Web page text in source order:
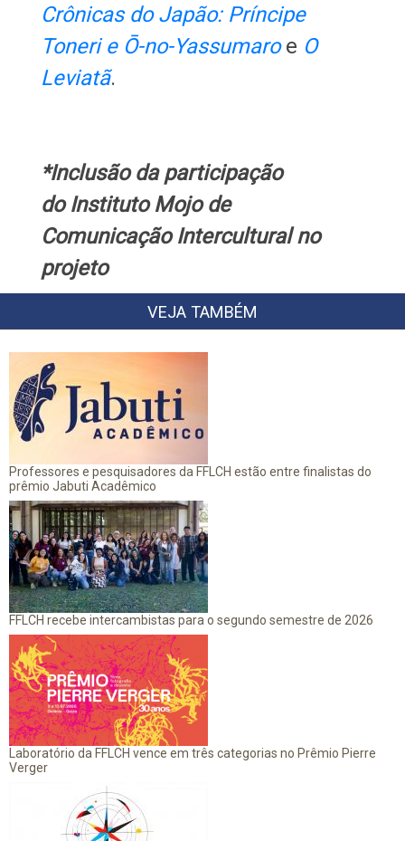
Crônicas do Japão: Príncipe
Toneri e Ō-no-Yassumaroe O
Leviatã.
*Inclusão da participação
do Instituto Mojo de
Comunicação Intercultural no
projeto
VEJA TAMBÉM
Professores e pesquisadores da FFLCH estão entre finalistas do
prêmio Jabuti Acadêmico
FFLCH recebe intercambistas para o segundo semestre de 2026
Laboratório da FFLCH vence em três categorias no Prêmio Pierre
Verger